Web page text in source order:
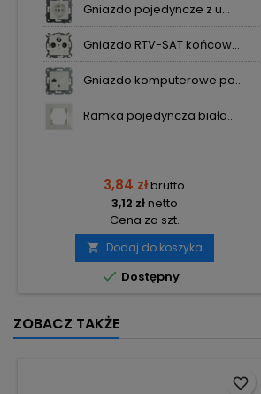
Gniazdo pojedyncze z u...
Gniazdo RTV-SAT końcow...
Gniazdo komputerowe po...
Ramka pojedyncza biała...
3,84 złbrutto
3,12 złnetto
Cena za szt.
 Dodaj do koszyka
 Dostępny
ZOBACZ TAKŻE
favorite_border